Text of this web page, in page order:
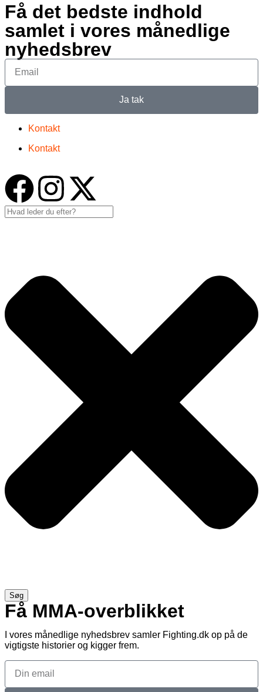
Få det bedste indhold
samlet i vores månedlige
nyhedsbrev
Ja tak
Kontakt
Kontakt
Søg
Få MMA-overblikket
I vores månedlige nyhedsbrev samler Fighting.dk op på de
vigtigste historier og kigger frem.